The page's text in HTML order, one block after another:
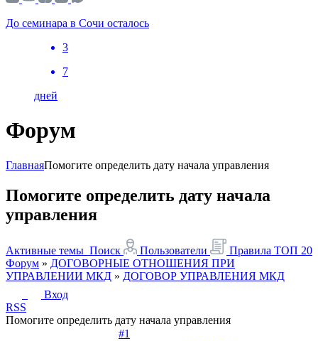
До семинара в Сочи осталось
3
7
дней
Форум
ГлавнаяПомогите определить дату начала управления
Помогите определить дату начала
управления
Активные темы Поиск Пользователи Правила ТОП 20
Форум » ДОГОВОРНЫЕ ОТНОШЕНИЯ ПРИ
УПРАВЛЕНИИ МКД » ДОГОВОР УПРАВЛЕНИЯ МКД
Вход
RSS
Помогите определить дату начала управления
#1